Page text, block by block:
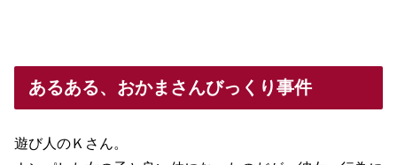
あるある、おかまさんびっくり事件
遊び人のＫさん。